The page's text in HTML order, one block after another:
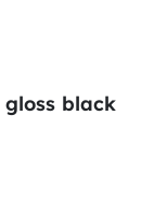
gloss black